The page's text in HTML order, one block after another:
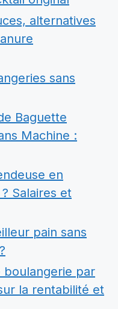
alternatives
sans
Baguette
Machine :
en
Salaires et
pain sans
par
la rentabilité et